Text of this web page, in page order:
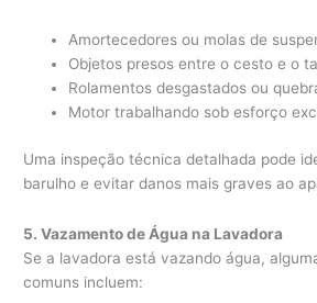
Amortecedores ou molas de
Objetos presos entre o cesto e o
Rolamentos desgastados ou
Motor trabalhando sob esforço
Uma inspeção técnica detalhada pode
barulho e evitar danos mais graves ao
5. Vazamento de Água na Lavadora
Se a lavadora está vazando água,
comuns incluem: